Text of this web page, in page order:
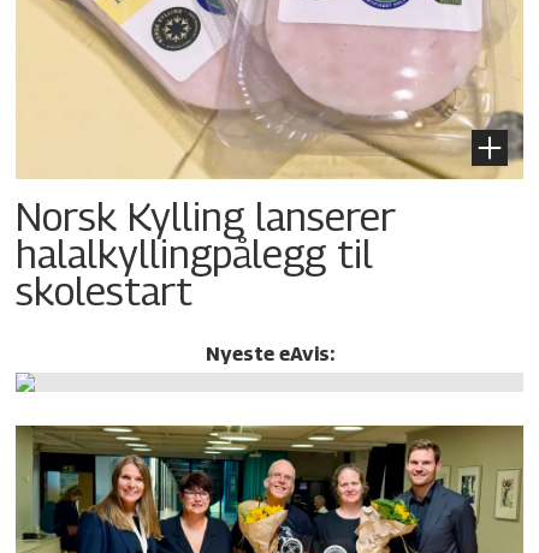
Norsk Kylling lanserer
halalkylling­pålegg til
skolestart
Nyeste eAvis: